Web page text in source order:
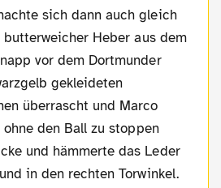
sich dann auch gleich
butterweicher Heber aus dem
vor dem Dortmunder
gekleideten
überrascht und Marco
den Ball zu stoppen
und hämmerte das Leder
in den rechten Torwinkel.